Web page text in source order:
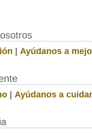
| Ayúdanos a
| Ayúdanos a